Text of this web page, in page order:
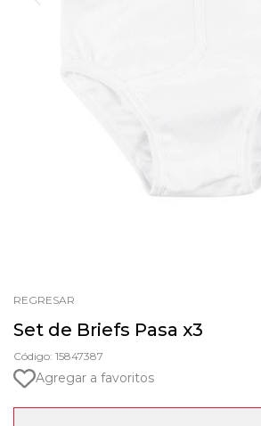
REGRESAR
Set de Briefs Pasa x3
Código: 15847387
Agregar a favoritos